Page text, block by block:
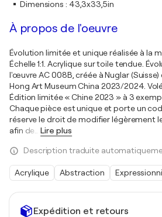
Expédition et retours
Dimensions : 43,3x33,5in
À propos de l'oeuvre
Évolution limitée et unique réalisée à la
Échelle 1:1. Acrylique sur toile tendue.
l'œuvre AC 008B, créée à Nuglar (Suisse)
Hong Art Museum China 2023/2024.
Édition limitée « Chine 2023 » à 3
Chaque pièce est unique et porte un
réserve le droit de modifier légèrement
afin de
Lire plus
Description traduite
Acrylique Abstraction